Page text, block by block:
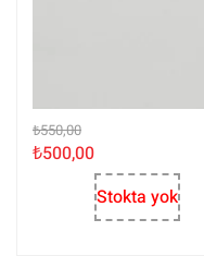
₺550,00
₺500,00
Stokta yok